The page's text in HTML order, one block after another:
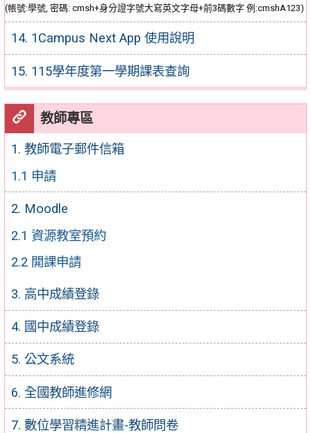
(帳號:學號, 密碼: cmsh+身分證字號大寫英文字母+前3碼數字 例:cmshA123)
14. 1Campus Next App 使用說明
15. 115學年度第一學期課表查詢
教師專區
1. 教師電子郵件信箱
1.1 申請
2. Moodle
2.1 資源教室預約
2.2 開課申請
3. 高中成績登錄
4. 國中成績登錄
5. 公文系統
6. 全國教師進修網
7. 數位學習精進計畫-教師問卷